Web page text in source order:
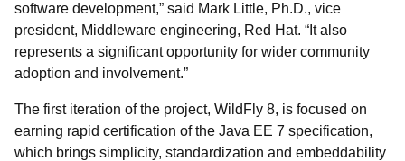
software development,” said Mark Little, Ph.D., vice
president, Middleware engineering, Red Hat. “It also
represents a significant opportunity for wider community
adoption and involvement.”
The first iteration of the project, WildFly 8, is focused on
earning rapid certification of the Java EE 7 specification,
which brings simplicity, standardization and embeddability